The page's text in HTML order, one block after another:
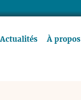
Actualités À propos